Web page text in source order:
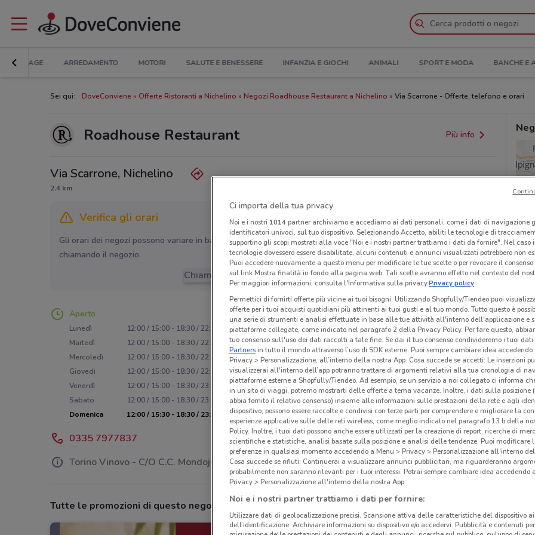
BRICOLAGE ARREDAMENTO MOTORI SALUTE E BENESSERE INFANZIA E GIOCHI ANIMALI SPORT E MODA BANCHE E
Sei qui: DoveConviene Offerte Ristoranti a Nichelino Negozi Roadhouse Restaurant a Nichelino Via Scarrone - Offerte, telefono e orari
Roadhouse Restaurant Più info
Via Scarrone, Nichelino
2.4 km
Verifica gli orari
Gli orari dei negozi possono variare in base agli ultimi provvedimenti regionali o nazionali. Verifica l’accuratezza
chiamando il negozio.
Chiama il negozio
Aperto
Lunedì
12:00 / 15:00 - 18:30 / 22:30
Martedì
12:00 / 15:00 - 18:30 / 22:30
Mercoledì
12:00 / 15:00 - 18:30 / 22:30
Giovedì
12:00 / 15:00 - 18:30 / 22:30
Venerdì
12:00 / 15:00 - 18:30 / 23:00
Sabato
12:00 / 15:00 - 18:30 / 23:00
Domenica
12:00 / 15:30 - 18:30 / 23:00
0335 7977837
Torino Vinovo - C/O C.C. Mondojuve
Tutte le promozioni di questo negozio
Ci importa della tua privacy
Noi e i nostri 1014partner archiviamo e accediamo ai dati personali, come i dati di navigazione
identificatori univoci, sul tuo dispositivo. Selezionando Accetto, abiliti le tecnologie di
supportino gli scopi mostrati alla voce "Noi e i nostri partner trattiamo i dati da fornire". Nel caso
tecnologie dovessero essere disabilitate, alcuni contenuti e annunci visualizzati potrebbero non
Puoi accedere nuovamente a questo menu per modificare le tue scelte o per revocare il
sul link Mostra finalità in fondo alla pagina web. Tali scelte avranno effetto nel contesto del
Per maggiori informazioni, consulta l'Informativa sulla privacy.Privacy policy
Permettici di fornirti offerte più vicine ai tuoi bisogni: Utilizzando Shopfully/Tiendeo puoi
offerte per i tuoi acquisti quotidiani più attinenti ai tuoi gusti e al tuo mondo. Tutto questo è
una serie di strumenti e analisi effettuate in base alle tue attività all'interno dell'applicazione e
piattaforme collegate, come indicato nel paragrafo 2 della Privacy Policy. Per fare questo,
tuo consenso sull'uso dei dati raccolti a tale fine. Se dai il tuo consenso condivideremo i tuoi dati
Partnersin tutto il mondo attraverso l’uso di SDK esterne. Puoi sempre cambiare idea accedendo
Privacy > Personalizzazione, all’interno della nostra App. Cosa succede se accetti: Le inserzioni
visualizzerai all'interno dell’app potranno trattare di argomenti relativi alla tua cronologia di
piattaforme esterne a Shopfully/Tiendeo. Ad esempio, se un servizio a noi collegato ci informa
in un sito di viaggi, potremo mostrarti delle offerte a tema vacanze. Inoltre, i dati sulla posizione
abbia fornito il relativo consenso) insieme alle informazioni sulle prestazioni della rete e agli
dispositivo, possono essere raccolte e condivisi con terze parti per comprendere e migliorare la
esperienze applicative sulle delle reti wireless, come meglio indicato nel paragrafo 13.b della
Policy. Inoltre, i tuoi dati possono anche essere utilizzati per la creazione di report, ricerche di
scientifiche e statistiche, analisi basate sulla posizione e analisi delle tendenze. Puoi modificare
preferenze in qualsiasi momento accedendo a Menu > Privacy > Personalizzazione all'interno
Cosa succede se rifiuti: Continuerai a visualizzare annunci pubblicitari, ma riguarderanno
probabilmente non saranno rilevanti per i tuoi interessi. Potrai sempre cambiare idea accedendo
Privacy > Personalizzazione all'interno della nostra App.
Noi e i nostri partner trattiamo i dati per fornire:
Utilizzare dati di geolocalizzazione precisi. Scansione attiva delle caratteristiche del dispositivo
dell’identificazione. Archiviare informazioni su dispositivo e/o accedervi. Pubblicità e contenuti